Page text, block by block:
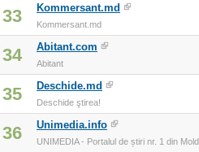
33 Kommersant.md
Kommersant.md
34 Abitant.com
Abitant
35 Deschide.md
Deschide ştirea!
36 Unimedia.info
UNIMEDIA - Portalul de știri nr. 1 din